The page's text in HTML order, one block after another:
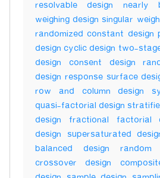
resolvable design nearly
weighing design singular
randomized constant design
design cyclic design two-
design consent design
design response surface
row and column design
quasi-factorial design
design fractional factorial
design supersaturated
balanced design random
crossover design